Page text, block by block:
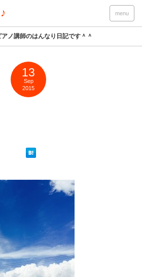
menu
ノ講師のはんなり日記です＾＾
13
Sep
2015